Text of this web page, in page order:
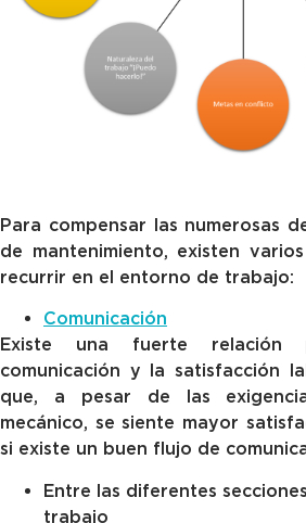
Para compensar las numerosas
de mantenimiento, existen
recurrir en el entorno de trabajo:
Comunicación
Existe una fuerte relación
comunicación y la satisfacción
que, a pesar de las
mecánico, se siente mayor
si existe un buen flujo de
Entre las diferentes
trabajo